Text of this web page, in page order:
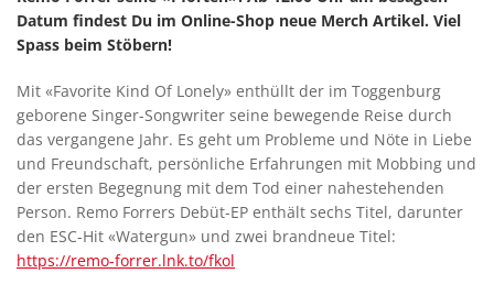
Datum findest Du im Online-Shop neue Merch Artikel. Viel
Spass beim Stöbern!
Mit «Favorite Kind Of Lonely» enthüllt der im Toggenburg
geborene Singer-Songwriter seine bewegende Reise durch
das vergangene Jahr. Es geht um Probleme und Nöte in Liebe
und Freundschaft, persönliche Erfahrungen mit Mobbing und
der ersten Begegnung mit dem Tod einer nahestehenden
Person. Remo Forrers Debüt-EP enthält sechs Titel, darunter
den ESC-Hit «Watergun» und zwei brandneue Titel:
https://remo-forrer.lnk.to/fkol